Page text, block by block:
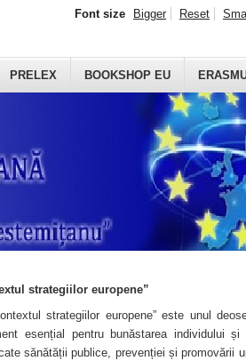
PRELEX BOOKSHOP EU
Font size Bigger Reset
strategiilor europene”
strategiilor europene” este unul
esențial pentru bunăstarea individului și
sănătății publice, prevenției și promovării